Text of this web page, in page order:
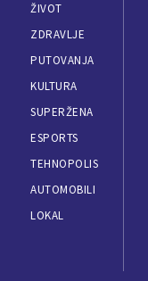
ŽIVOT
ZDRAVLJE
PUTOVANJA
KULTURA
SUPERŽENA
ESPORTS
TEHNOPOLIS
AUTOMOBILI
LOKAL